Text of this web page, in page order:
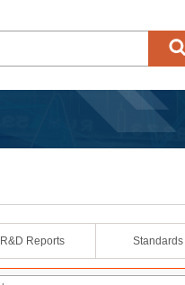
R&D Reports Standards